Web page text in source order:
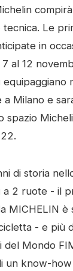
tecnica. Le
in
7 al 12
equipaggiano
a Milano e
spazio
di storia
a 2 ruote - il
MICHELIN
- e più
del Mondo
un know-